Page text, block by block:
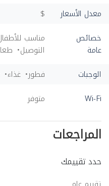
معدل الأسعار
$
خصائص
عامة
مناسب
التوصيل
الوجبات
فطور غذاء
Wi-Fi
متوفر
المراجعات
حدد تقييمك